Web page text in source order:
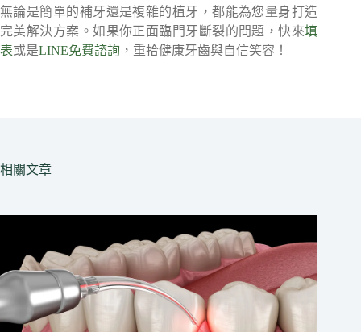
無論是簡單的補牙還是複雜的植牙，都能為您量身打造
完美解決方案。如果你正面臨門牙斷裂的問題，快來填
表或是LINE免費諮詢 ，重拾健康牙齒與自信笑容！
相關文章